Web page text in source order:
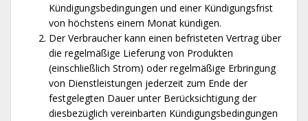
Kündigungsbedingungen und einer Kündigungsfrist
von höchstens einem Monat kündigen.
Der Verbraucher kann einen befristeten Vertrag über
die regelmäßige Lieferung von Produkten
(einschließlich Strom) oder regelmäßige Erbringung
von Dienstleistungen jederzeit zum Ende der
festgelegten Dauer unter Berücksichtigung der
diesbezüglich vereinbarten Kündigungsbedingungen